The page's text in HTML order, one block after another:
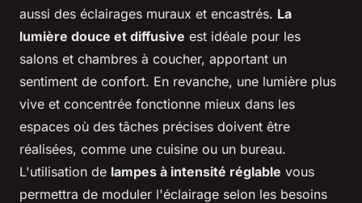
aussi des éclairages muraux et encastrés. La
lumière douce et diffusive est idéale pour les
salons et chambres à coucher, apportant un
sentiment de confort. En revanche, une lumière plus
vive et concentrée fonctionne mieux dans les
espaces où des tâches précises doivent être
réalisées, comme une cuisine ou un bureau.
L'utilisation de lampes à intensité réglable vous
permettra de moduler l'éclairage selon les besoins